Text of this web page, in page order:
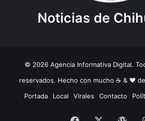
Noticias de
© 2026 Agencia Informativa Digital.
reservados. Hecho con mucho ☕️ & ❤️
Portada
Local Virales Contacto